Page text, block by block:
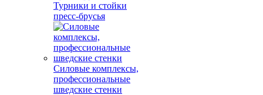
Турники и стойки
пресс-брусья
Силовые комплексы,
профессиональные
шведские стенки